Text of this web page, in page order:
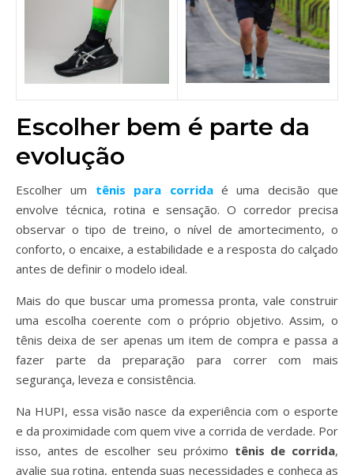
Escolher bem é parte da
evolução
Escolher um tênis para corridaé uma decisão que
envolve técnica, rotina e sensação. O corredor precisa
observar o tipo de treino, o nível de amortecimento, o
conforto, o encaixe, a estabilidade e a resposta do calçado
antes de definir o modelo ideal.
Mais do que buscar uma promessa pronta, vale construir
uma escolha coerente com o próprio objetivo. Assim, o
tênis deixa de ser apenas um item de compra e passa a
fazer parte da preparação para correr com mais
segurança, leveza e consistência.
Na HUPI, essa visão nasce da experiência com o esporte
e da proximidade com quem vive a corrida de verdade. Por
isso, antes de escolher seu próximo tênis de corrida,
avalie sua rotina, entenda suas necessidades e conheça as